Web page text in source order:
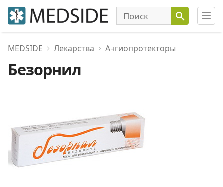
MEDSIDE Лекарства Ангиопротекторы
Безорнил